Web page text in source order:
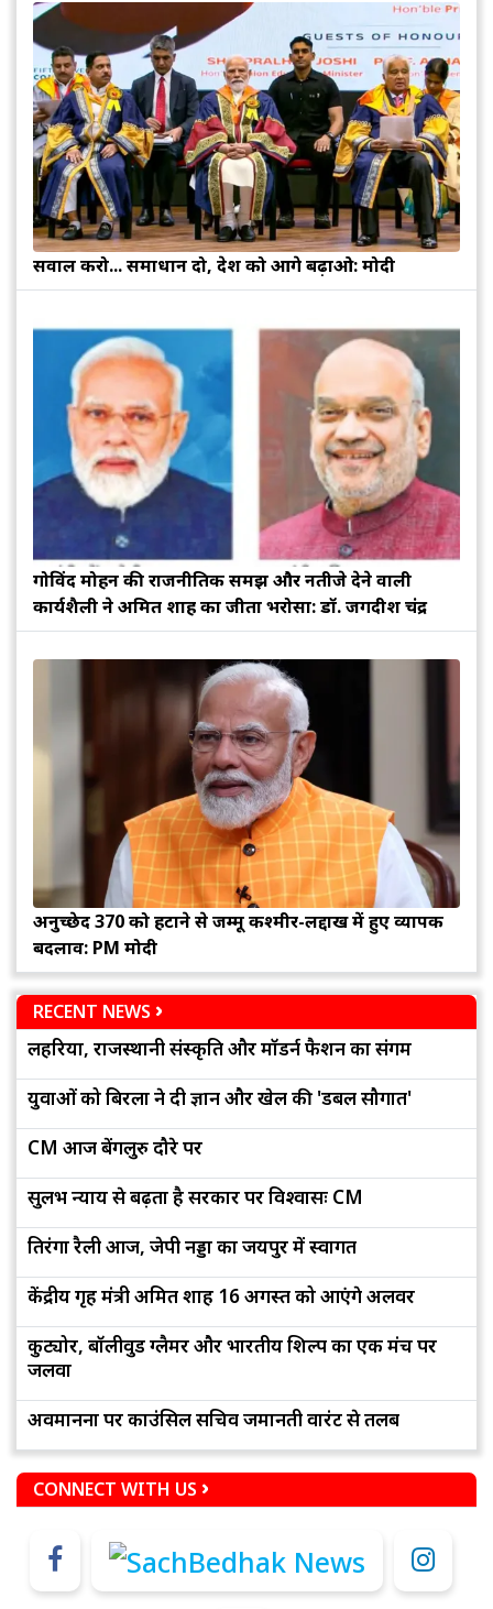
सवाल करो... समाधान दो, देश को आगे बढ़ाओ: मोदी
गोविंद मोहन की राजनीतिक समझ और नतीजे देने वाली
कार्यशैली ने अमित शाह का जीता भरोसा: डॉ. जगदीश चंद्र
अनुच्छेद 370 को हटाने से जम्मू कश्मीर-लद्दाख में हुए व्यापक
बदलाव: PM मोदी
RECENT NEWS
लहरिया, राजस्थानी संस्कृति और मॉडर्न फैशन का संगम
युवाओं को बिरला ने दी ज्ञान और खेल की 'डबल सौगात'
CM आज बेंगलुरु दौरे पर
सुलभ न्याय से बढ़ता है सरकार पर विश्वासः CM
तिरंगा रैली आज, जेपी नड्डा का जयपुर में स्वागत
केंद्रीय गृह मंत्री अमित शाह 16 अगस्त को आएंगे अलवर
कुट्योर, बॉलीवुड ग्लैमर और भारतीय शिल्प का एक मंच पर
जलवा
अवमानना पर काउंसिल सचिव जमानती वारंट से तलब
CONNECT WITH US